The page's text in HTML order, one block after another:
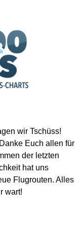
wir Tschüss!
Euch allen für
der letzten
hat uns
Flugrouten. Alles
wart!